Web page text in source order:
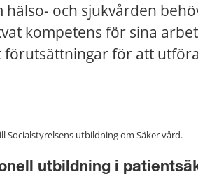
hälso- och sjukvården
kompetens för sina
förutsättningar för att
Socialstyrelsens utbildning om Säker vård.
utbildning i